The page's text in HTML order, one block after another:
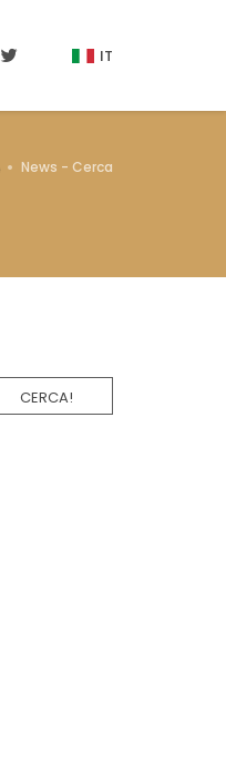
IT
News - Cerca
CERCA!